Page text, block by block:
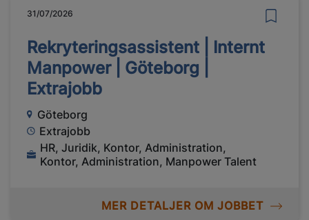
31/07/2026
Rekryteringsassistent | Internt
Manpower | Göteborg |
Extrajobb
Göteborg
Extrajobb
HR, Juridik, Kontor, Administration,
Kontor, Administration, Manpower Talent
MER DETALJER OM JOBBET